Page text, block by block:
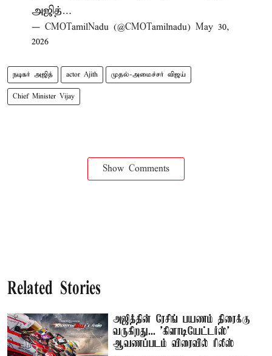
அஜித்…
— CMOTamilNadu (@CMOTamilnadu) May 30,
2026
நடிகர் அஜித் actor Ajith முதல்-அமைச்சர் விஜய்
Chief Minister Vijay
Show Comments
Related Stories
அஜித்தின் ரேசிங் பயணம் திரைக்கு
வருகிறது... 'கிளாடியேட்டர்ஸ்'
ஆவணப்படம் விரைவில் ரிலீஸ்